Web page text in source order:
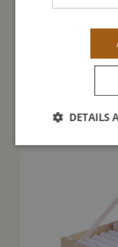
Das
DETAILS